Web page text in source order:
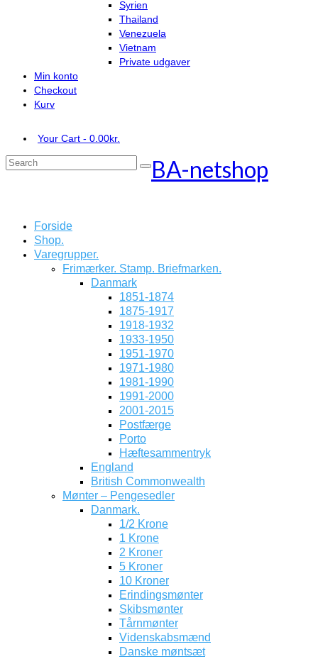
Syrien
Thailand
Venezuela
Vietnam
Private udgaver
Min konto
Checkout
Kurv
Your Cart - 0.00kr.
Search
BA-netshop
Forside
Shop.
Varegrupper.
Frimærker. Stamp. Briefmarken.
Danmark
1851-1874
1875-1917
1918-1932
1933-1950
1951-1970
1971-1980
1981-1990
1991-2000
2001-2015
Postfærge
Porto
Hæftesammentryk
England
British Commonwealth
Mønter – Pengesedler
Danmark.
1/2 Krone
1 Krone
2 Kroner
5 Kroner
10 Kroner
Erindingsmønter
Skibsmønter
Tårnmønter
Videnskabsmænd
Danske møntsæt